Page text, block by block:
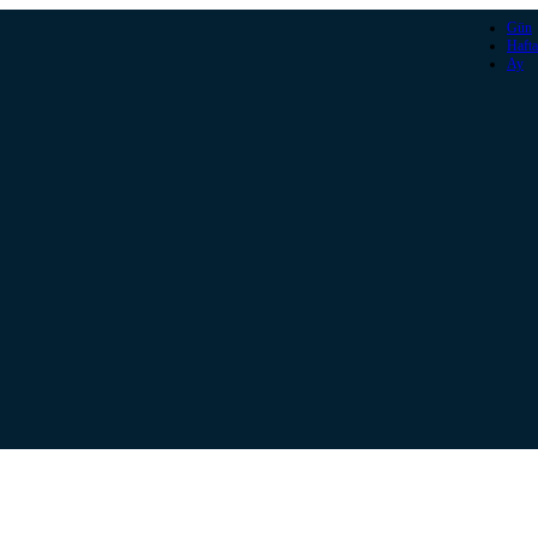
Gün
Hafta
Ay